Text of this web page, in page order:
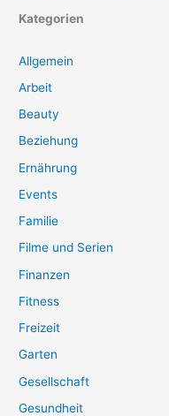
Kategorien
Allgemein
Arbeit
Beauty
Beziehung
Ernährung
Events
Familie
Filme und Serien
Finanzen
Fitness
Freizeit
Garten
Gesellschaft
Gesundheit